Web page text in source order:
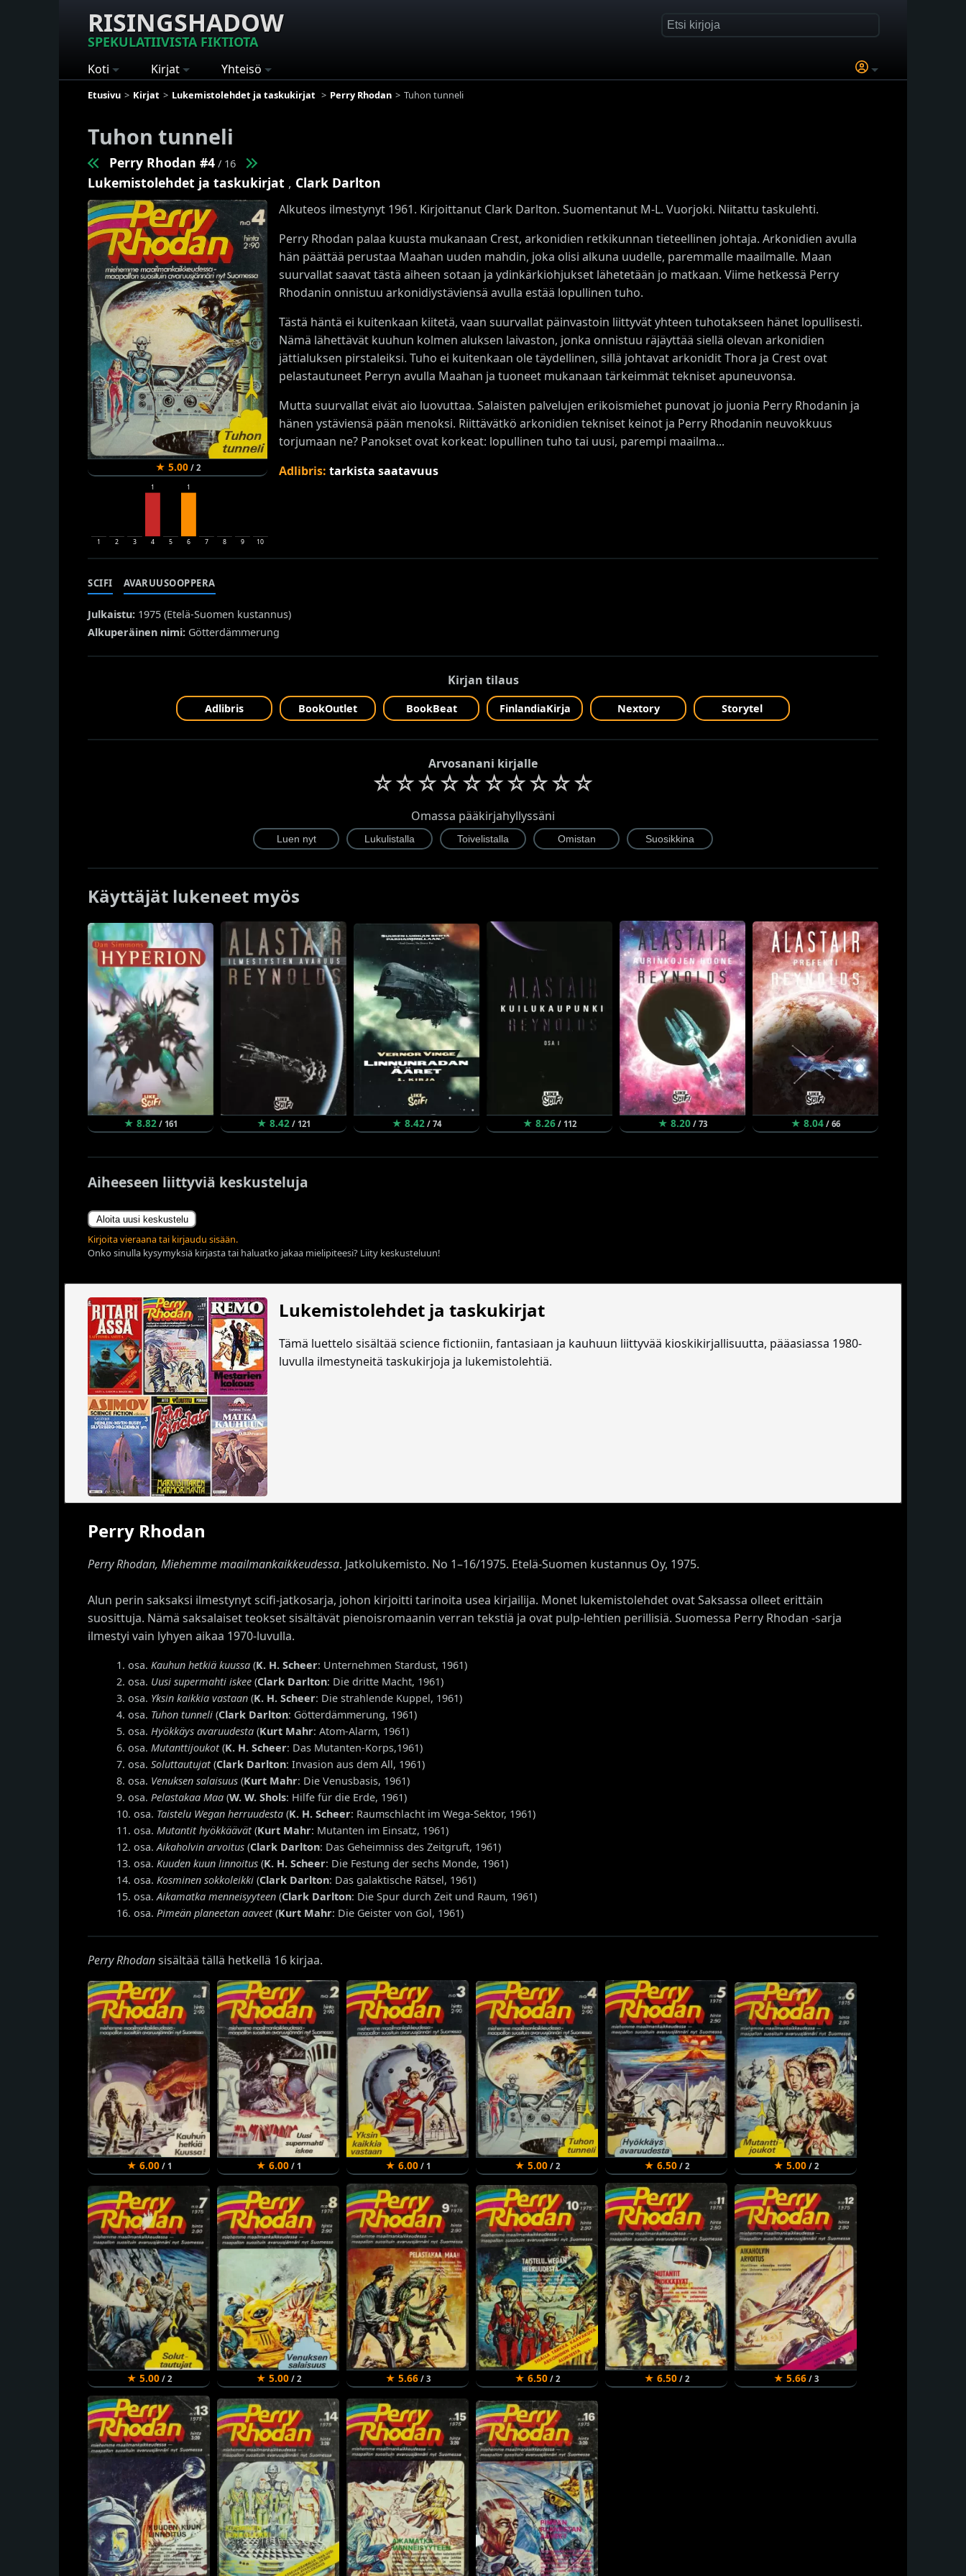
RISINGSHADOW
SPEKULATIIVISTA FIKTIOTA
Koti Kirjat Yhteisö
Etusivu Kirjat Lukemistolehdet ja taskukirjat Perry Rhodan Tuhon tunneli
Tuhon tunneli
Perry Rhodan #4 / 16
Lukemistolehdet ja taskukirjat , Clark Darlton
★ 5.00/ 2
1 2 3
1
4 5
1
6 7 8 9 10
Alkuteos ilmestynyt 1961. Kirjoittanut Clark Darlton. Suomentanut M-L. Vuorjoki. Niitattu taskulehti.
Perry Rhodan palaa kuusta mukanaan Crest, arkonidien retkikunnan tieteellinen johtaja. Arkonidien avulla
hän päättää perustaa Maahan uuden mahdin, joka olisi alkuna uudelle, paremmalle maailmalle. Maan
suurvallat saavat tästä aiheen sotaan ja ydinkärkiohjukset lähetetään jo matkaan. Viime hetkessä Perry
Rhodanin onnistuu arkonidiystäviensä avulla estää lopullinen tuho.
Tästä häntä ei kuitenkaan kiitetä, vaan suurvallat päinvastoin liittyvät yhteen tuhotakseen hänet lopullisesti.
Nämä lähettävät kuuhun kolmen aluksen laivaston, jonka onnistuu räjäyttää siellä olevan arkonidien
jättialuksen pirstaleiksi. Tuho ei kuitenkaan ole täydellinen, sillä johtavat arkonidit Thora ja Crest ovat
pelastautuneet Perryn avulla Maahan ja tuoneet mukanaan tärkeimmät tekniset apuneuvonsa.
Mutta suurvallat eivät aio luovuttaa. Salaisten palvelujen erikoismiehet punovat jo juonia Perry Rhodanin ja
hänen ystäviensä pään menoksi. Riittävätkö arkonidien tekniset keinot ja Perry Rhodanin neuvokkuus
torjumaan ne? Panokset ovat korkeat: lopullinen tuho tai uusi, parempi maailma...
Adlibris: tarkista saatavuus
SCIFI AVARUUSOOPPERA
Julkaistu: 1975 (Etelä-Suomen kustannus)
Alkuperäinen nimi: Götterdämmerung
Kirjan tilaus
Adlibris BookOutlet BookBeat FinlandiaKirja Nextory Storytel
Arvosanani kirjalle
☆☆☆☆☆☆☆☆☆☆
Omassa pääkirjahyllyssäni
Käyttäjät lukeneet myös
★ 8.82 / 161 ★ 8.42 / 121 ★ 8.42 / 74 ★ 8.26 / 112 ★ 8.20 / 73 ★ 8.04 / 66
Aiheeseen liittyviä keskusteluja
Aloita uusi keskustelu
Kirjoita vieraana tai kirjaudu sisään.
Onko sinulla kysymyksiä kirjasta tai haluatko jakaa mielipiteesi? Liity keskusteluun!
Lukemistolehdet ja taskukirjat
Tämä luettelo sisältää science fictioniin, fantasiaan ja kauhuun liittyvää kioskikirjallisuutta, pääasiassa 1980-
luvulla ilmestyneitä taskukirjoja ja lukemistolehtiä.
Perry Rhodan
Perry Rhodan, Miehemme maailmankaikkeudessa. Jatkolukemisto. No 1–16/1975. Etelä-Suomen kustannus Oy, 1975.
Alun perin saksaksi ilmestynyt scifi-jatkosarja, johon kirjoitti tarinoita usea kirjailija. Monet lukemistolehdet ovat Saksassa olleet erittäin
suosittuja. Nämä saksalaiset teokset sisältävät pienoisromaanin verran tekstiä ja ovat pulp-lehtien perillisiä. Suomessa Perry Rhodan -sarja
ilmestyi vain lyhyen aikaa 1970-luvulla.
1. osa. Kauhun hetkiä kuussa (K. H. Scheer: Unternehmen Stardust, 1961)
2. osa. Uusi supermahti iskee (Clark Darlton: Die dritte Macht, 1961)
3. osa. Yksin kaikkia vastaan (K. H. Scheer: Die strahlende Kuppel, 1961)
4. osa. Tuhon tunneli (Clark Darlton: Götterdämmerung, 1961)
5. osa. Hyökkäys avaruudesta (Kurt Mahr: Atom-Alarm, 1961)
6. osa. Mutanttijoukot(K. H. Scheer: Das Mutanten-Korps,1961)
7. osa. Soluttautujat(Clark Darlton: Invasion aus dem All, 1961)
8. osa. Venuksen salaisuus (Kurt Mahr: Die Venusbasis, 1961)
9. osa. Pelastakaa Maa (W. W. Shols: Hilfe für die Erde, 1961)
10. osa. Taistelu Wegan herruudesta (K. H. Scheer: Raumschlacht im Wega-Sektor, 1961)
11. osa. Mutantit hyökkäävät(Kurt Mahr: Mutanten im Einsatz, 1961)
12. osa. Aikaholvin arvoitus (Clark Darlton: Das Geheimniss des Zeitgruft, 1961)
13. osa. Kuuden kuun linnoitus (K. H. Scheer: Die Festung der sechs Monde, 1961)
14. osa. Kosminen sokkoleikki (Clark Darlton: Das galaktische Rätsel, 1961)
15. osa. Aikamatka menneisyyteen (Clark Darlton: Die Spur durch Zeit und Raum, 1961)
16. osa. Pimeän planeetan aaveet(Kurt Mahr: Die Geister von Gol, 1961)
Perry Rhodansisältää tällä hetkellä 16 kirjaa.
★ 6.00/ 1 ★ 6.00/ 1 ★ 6.00/ 1 ★ 5.00/ 2 ★ 6.50/ 2 ★ 5.00/ 2
★ 5.00/ 2 ★ 5.00/ 2 ★ 5.66/ 3 ★ 6.50/ 2 ★ 6.50/ 2 ★ 5.66/ 3